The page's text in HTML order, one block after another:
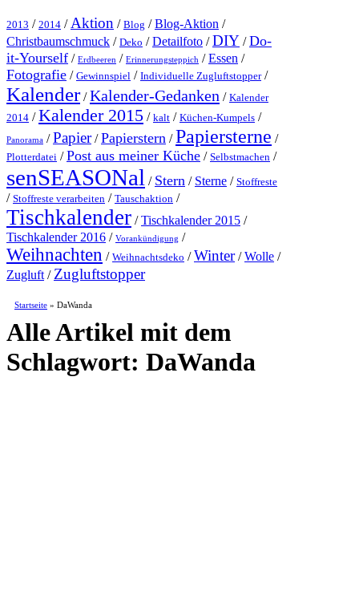
2013 / 2014 / Aktion / Blog /Blog-Aktion /
Christbaumschmuck / Deko /Detailfoto /DIY /Do-
it-Yourself / Erdbeeren / Erinnerungsteppich /Essen /
Fotografie / Gewinnspiel / Individuelle Zugluftstopper/
Kalender/Kalender-Gedanken / Kalender
2014 /Kalender 2015 / kalt / Küchen-Kumpels /
Panorama /Papier/Papierstern /Papiersterne /
Plotterdatei /Post aus meiner Küche / Selbstmachen /
senSEASONal / Stern / Sterne / Stoffreste
/ Stoffreste verarbeiten / Tauschaktion /
Tischkalender /Tischkalender 2015 /
Tischkalender 2016 / Vorankündigung /
Weihnachten / Weihnachtsdeko /Winter/Wolle /
Zugluft / Zugluftstopper
Startseite » DaWanda
Alle Artikel mit dem
Schlagwort: DaWanda